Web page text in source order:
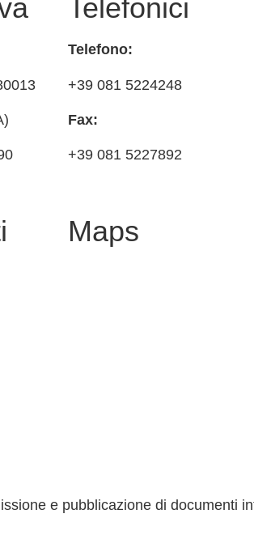
Telefonici
Telefono:
+39 081 5224248
Fax:
+39 081 5227892
Maps
e pubblicazione di documenti